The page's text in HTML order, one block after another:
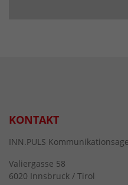
KONTAKT
INN.PULS
Valiergasse 58
6020 Innsbruck / Tirol